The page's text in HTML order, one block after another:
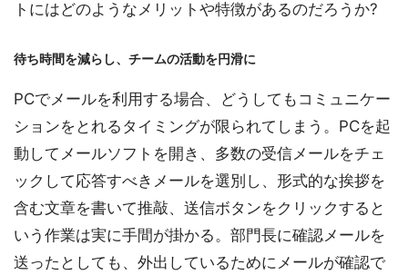
トにはどのようなメリットや特徴があるのだろうか?
待ち時間を減らし、チームの活動を円滑に
PCでメールを利用する場合、どうしてもコミュニケー
ションをとれるタイミングが限られてしまう。PCを起
動してメールソフトを開き、多数の受信メールをチェ
ックして応答すべきメールを選別し、形式的な挨拶を
含む文章を書いて推敲、送信ボタンをクリックすると
いう作業は実に手間が掛かる。部門長に確認メールを
送ったとしても、外出しているためにメールが確認で